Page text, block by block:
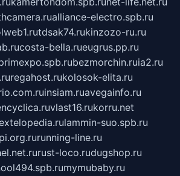
alliance-electro.spb.ru
tdsak74.rukinzozo-ru.ru
costa-bella.rueugrus.pp.ru
bezmorchin.ruia2.ru
regahost.rukolosok-elita.ru
insiam.ruavegainfo.ru
vlast16.rukorru.net
lammin-suo.spb.ru
running-line.ru
rust-loco.rudugshop.ru
mymubaby.ru